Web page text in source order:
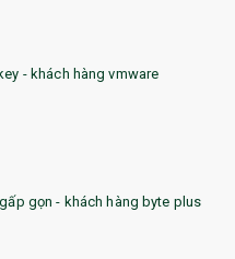
- khách hàng vmware
gọn - khách hàng byte plus